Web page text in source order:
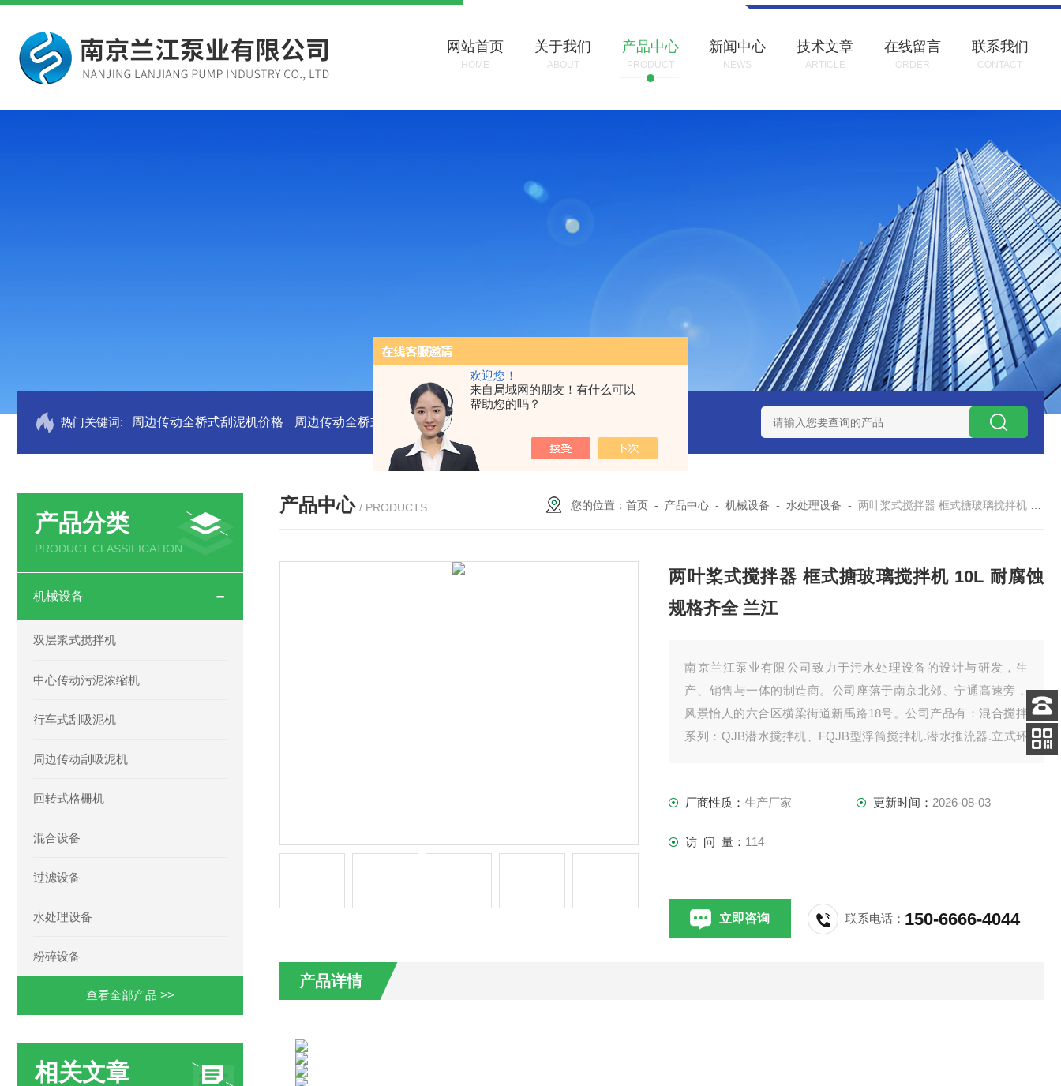
欢迎您！
来自局域网的朋友！有什么可以
帮助您的吗？
网站首页
HOME
关于我们
ABOUT
产品中心
PRODUCT
新闻中心
NEWS
技术文章
ARTICLE
在线留言
ORDER
联系我们
CONTACT
热门关键词: 周边传动全桥式刮泥机价格 周边传动全桥式刮泥机 周边传动半桥式刮泥机安装 周边传动半桥式刮泥机选型 周边传动半桥式刮泥机
产品分类
PRODUCT CLASSIFICATION
机械设备
双层浆式搅拌机
中心传动污泥浓缩机
行车式刮吸泥机
周边传动刮吸泥机
回转式格栅机
混合设备
过滤设备
水处理设备
粉碎设备
查看全部产品 >>
相关文章
产品中心 / PRODUCTS 您的位置：首页 - 产品中心 -机械设备 - 水处理设备 -两叶桨式搅拌器 框式搪玻璃搅拌机 10L 耐腐蚀 规格齐全 兰江
两叶桨式搅拌器 框式搪玻璃搅拌机 10L 耐腐蚀
规格齐全 兰江
南京兰江泵业有限公司致力于污水处理设备的设计与研发，生
产、销售与一体的制造商。公司座落于南京北郊、宁通高速旁，
风景怡人的六合区横梁街道新禹路18号。公司产品有：混合搅拌
系列：QJB潜水搅拌机、FQJB型浮筒搅拌机.潜水推流器.立式环
厂商性质：生产厂家 更新时间： 2026-08-03
访 问 量： 114
立即咨询 联系电话： 150-6666-4044
产品详情
客服
电话